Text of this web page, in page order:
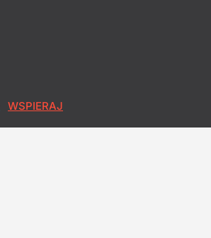
WSPIERAJ